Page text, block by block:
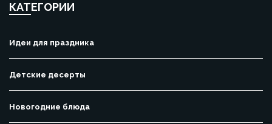
КАТЕГОРИИ
Идеи для праздника
Детские десерты
Новогодние блюда